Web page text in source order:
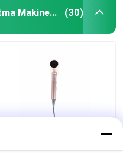
Fırçasız Motorlu Saç Kurutma Makinesi (30)